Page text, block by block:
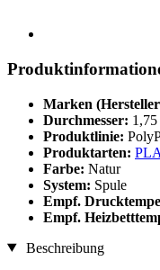
Marken
Durchmesser:
Produktlinie:
Produktarten:
Farbe: Natur
System: Spule
Empf.
Empf.
Beschreibung